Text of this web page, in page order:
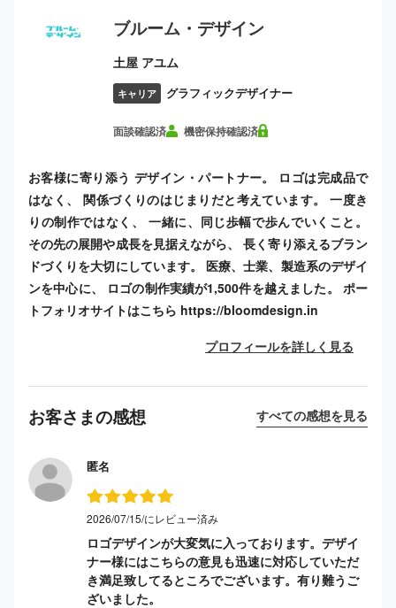
ブルーム・デザイン
土屋 アユム
キャリア グラフィックデザイナー
面談確認済 機密保持確認済
お客様に寄り添う デザイン・パートナー。 ロゴは完成品で
はなく、 関係づくりのはじまりだと考えています。 一度き
りの制作ではなく、 一緒に、同じ歩幅で歩んでいくこと。
その先の展開や成長を見据えながら、 長く寄り添えるブラン
ドづくりを大切にしています。 医療、士業、製造系のデザイ
ンを中心に、 ロゴの制作実績が1,500件を越えました。 ポー
トフォリオサイトはこちら https://bloomdesign.in
プロフィールを詳しく見る
お客さまの感想 すべての感想を見る
匿名
2026/07/15/にレビュー済み
ロゴデザインが大変気に入っております。デザイ
ナー様にはこちらの意見も迅速に対応していただ
き満足致してるところでございます。有り難うご
ざいました。